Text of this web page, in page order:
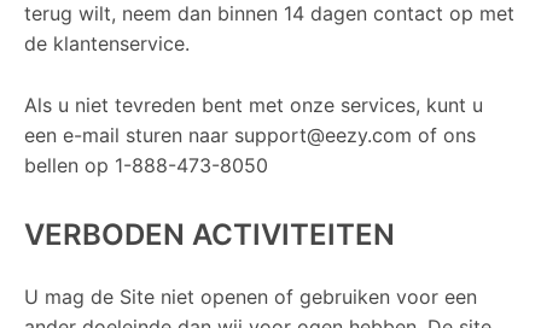
terug wilt, neem dan binnen 14 dagen contact op met
de klantenservice.
Als u niet tevreden bent met onze services, kunt u
een e-mail sturen naar support@eezy.com of ons
bellen op 1-888-473-8050
VERBODEN ACTIVITEITEN
U mag de Site niet openen of gebruiken voor een